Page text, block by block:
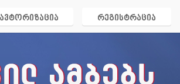
ავტორიზაცია რეგისტრაცია